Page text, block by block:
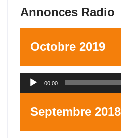
Annonces Radio
Octobre 2019
Lecteur
00:00
Septembre 2018